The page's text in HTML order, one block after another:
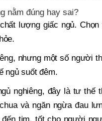
nằm đúng hay sai?
lượng giấc ngủ.
nhưng một số người
ngủ suốt đêm.
nghiêng, đây là tư thế
và ngăn ngừa đau